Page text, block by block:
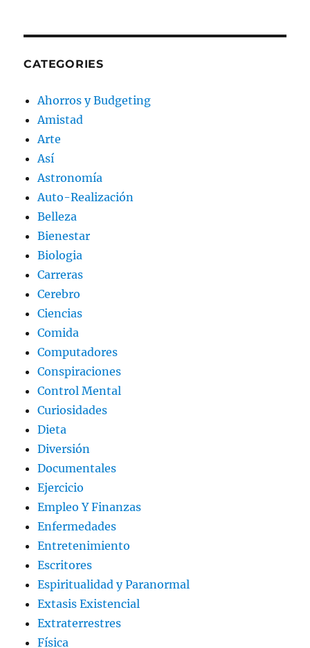
CATEGORIES
Ahorros y Budgeting
Amistad
Arte
Así
Astronomía
Auto-Realización
Belleza
Bienestar
Biologia
Carreras
Cerebro
Ciencias
Comida
Computadores
Conspiraciones
Control Mental
Curiosidades
Dieta
Diversión
Documentales
Ejercicio
Empleo Y Finanzas
Enfermedades
Entretenimiento
Escritores
Espiritualidad y Paranormal
Extasis Existencial
Extraterrestres
Física